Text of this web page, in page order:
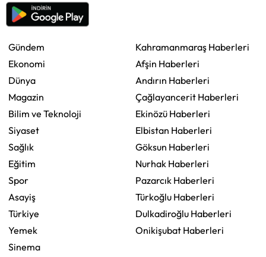
Gündem
Ekonomi
Dünya
Magazin
Bilim ve Teknoloji
Siyaset
Sağlık
Eğitim
Spor
Asayiş
Türkiye
Yemek
Sinema
Kahramanmaraş Haberleri
Afşin Haberleri
Andırın Haberleri
Çağlayancerit Haberleri
Ekinözü Haberleri
Elbistan Haberleri
Göksun Haberleri
Nurhak Haberleri
Pazarcık Haberleri
Türkoğlu Haberleri
Dulkadiroğlu Haberleri
Onikişubat Haberleri